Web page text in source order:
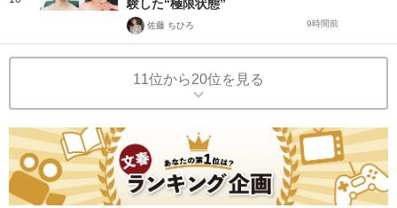
験した“極限状態”
佐藤 ちひろ 9時間前
11位から20位を見る